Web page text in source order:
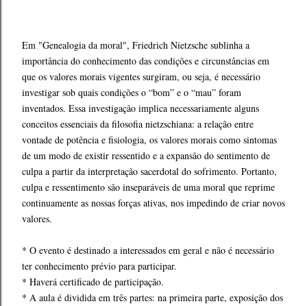
Em "Genealogia da moral", Friedrich Nietzsche sublinha a
importância do conhecimento das condições e circunstâncias em
que os valores morais vigentes surgiram, ou seja, é necessário
investigar sob quais condições o “bom” e o “mau” foram
inventados. Essa investigação implica necessariamente alguns
conceitos essenciais da filosofia nietzschiana: a relação entre
vontade de potência e fisiologia, os valores morais como sintomas
de um modo de existir ressentido e a expansão do sentimento de
culpa a partir da interpretação sacerdotal do sofrimento. Portanto,
culpa e ressentimento são inseparáveis de uma moral que reprime
continuamente as nossas forças ativas, nos impedindo de criar novos
valores.
* O evento é destinado a interessados em geral e não é necessário
ter conhecimento prévio para participar.
* Haverá certificado de participação.
* A aula é dividida em três partes: na primeira parte, exposição dos